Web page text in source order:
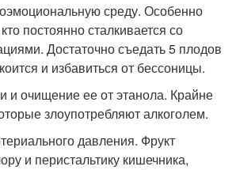
среду. Особенно
постоянно сталкивается со
Достаточно съедать 5 плодов
и избавиться от бессоницы.
и очищение ее от этанола. Крайне
злоупотребляют алкоголем.
давления. Фрукт
и перистальтику кишечника,